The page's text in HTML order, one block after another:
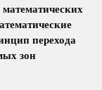
математических
перехода
зон